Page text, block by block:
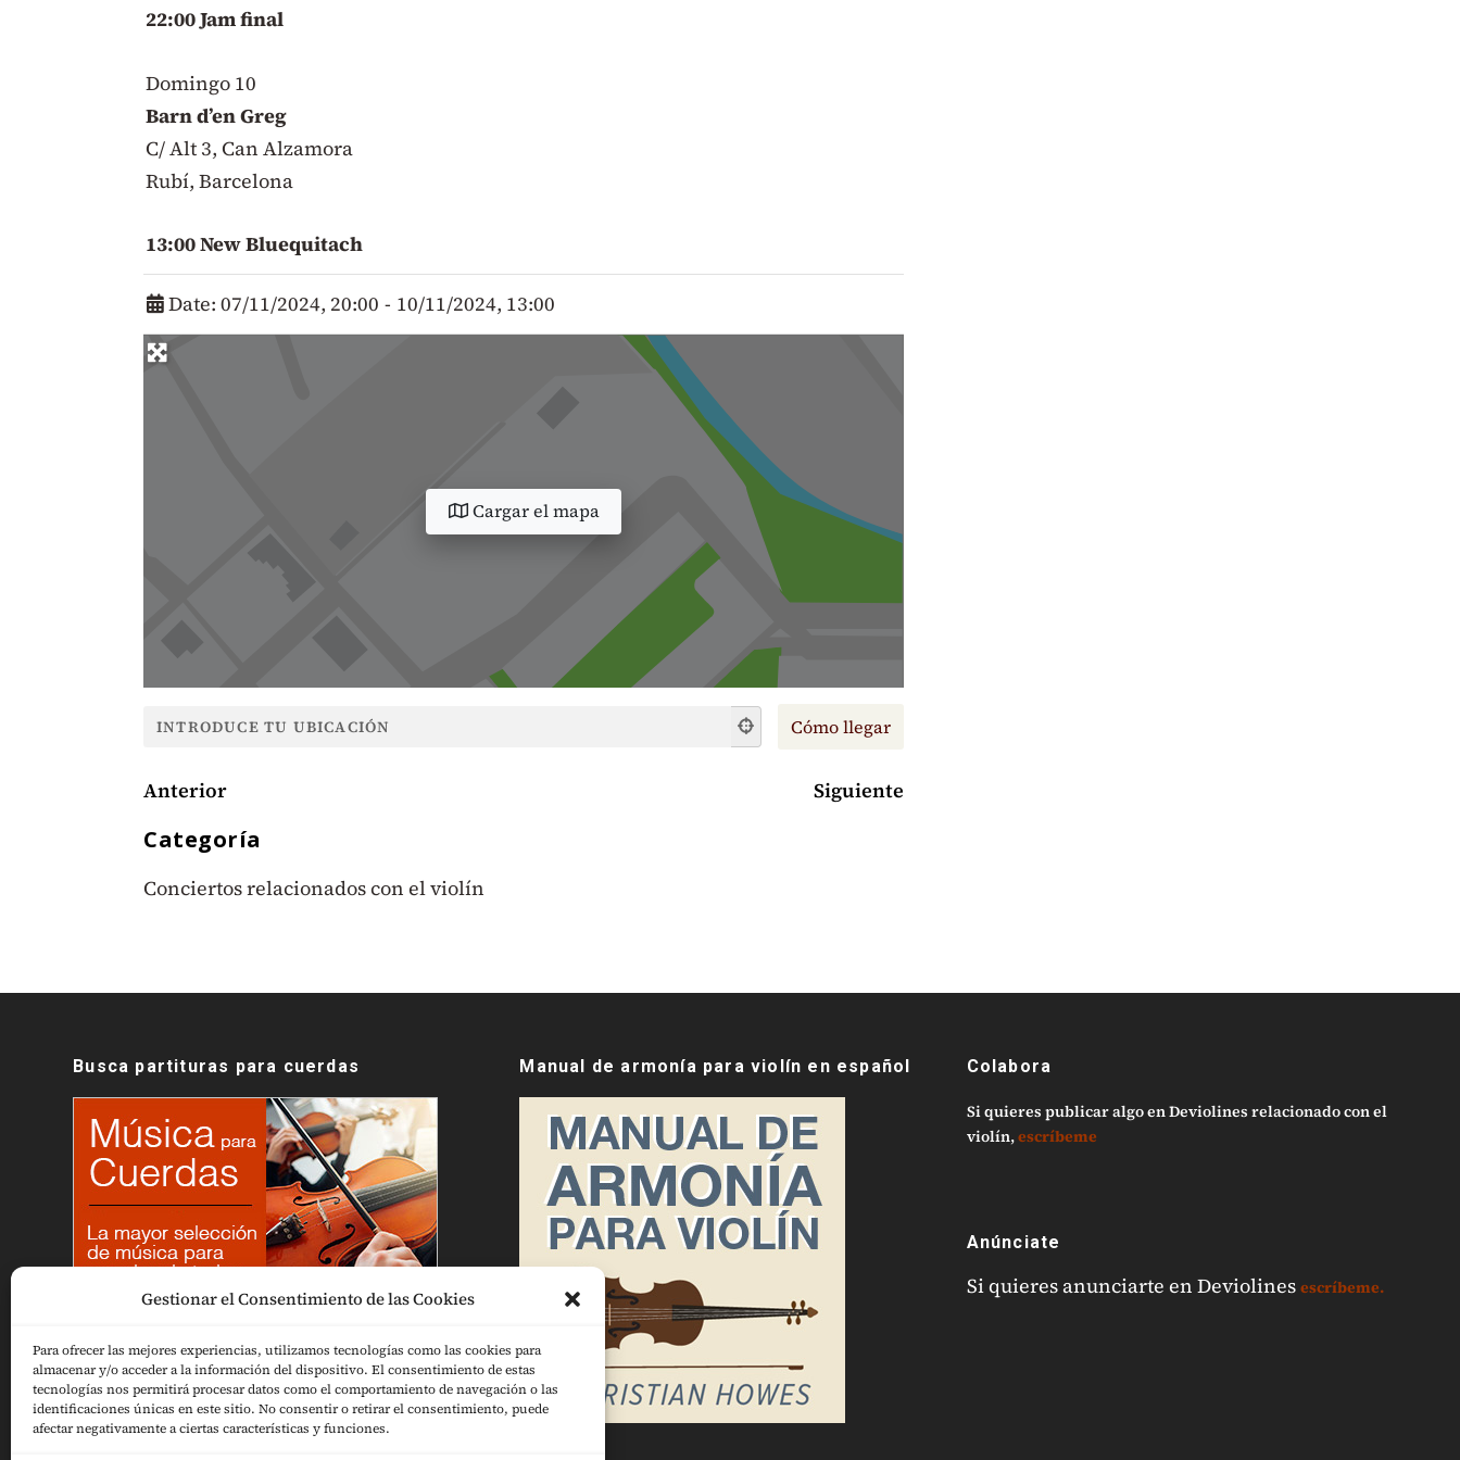
Gestionar el Consentimiento de las Cookies
Para ofrecer las mejores experiencias, utilizamos tecnologías como las cookies para
almacenar y/o acceder a la información del dispositivo. El consentimiento de estas
tecnologías nos permitirá procesar datos como el comportamiento de navegación o las
identificaciones únicas en este sitio. No consentir o retirar el consentimiento, puede
afectar negativamente a ciertas características y funciones.
22:00 Jam final
Domingo 10
Barn d’en Greg
C/ Alt 3, Can Alzamora
Rubí, Barcelona
13:00 New Bluequitach
Date: 07/11/2024, 20:00 - 10/11/2024, 13:00
Cargar el mapa
Anterior Siguiente
Categoría
Conciertos relacionados con el violín
Busca partituras para cuerdas Manual de armonía para violín en español Colabora
Si quieres publicar algo en Deviolines relacionado con el
violín,escríbeme
Anúnciate
Si quieres anunciarte en Deviolines escríbeme.